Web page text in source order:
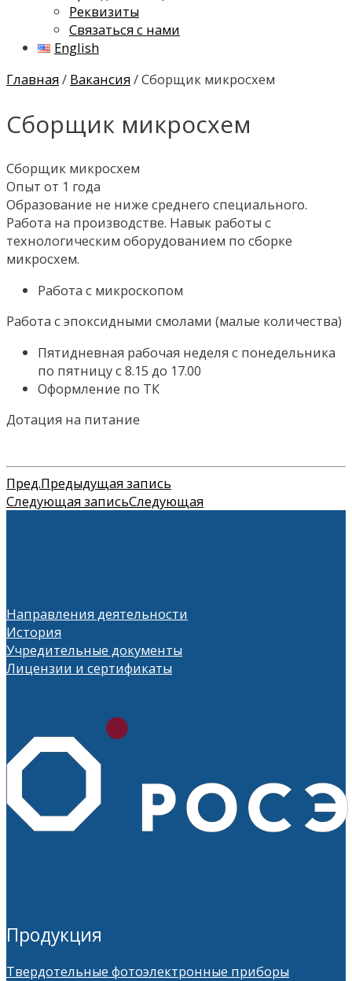
Реквизиты
Связаться с нами
English
Главная/ Вакансия/ Сборщик микросхем
Сборщик микросхем
Сборщик микросхем
Опыт от 1 года
Образование не ниже среднего специального.
Работа на производстве. Навык работы с
технологическим оборудованием по сборке
микросхем.
Работа с микроскопом
Работа с эпоксидными смолами (малые количества)
Пятидневная рабочая неделя с понедельника
по пятницу с 8.15 до 17.00
Оформление по ТК
Дотация на питание
Пред.Предыдущая запись
Следующая записьСледующая
Направления деятельности
История
Учредительные документы
Лицензии и сертификаты
Продукция
Твердотельные фотоэлектронные приборы